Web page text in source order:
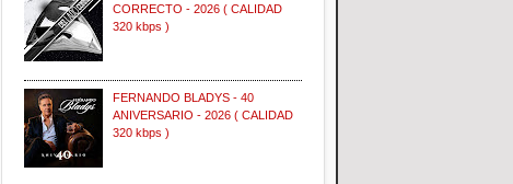
CORRECTO - 2026 ( CALIDAD
320 kbps )
FERNANDO BLADYS - 40
ANIVERSARIO - 2026 ( CALIDAD
320 kbps )